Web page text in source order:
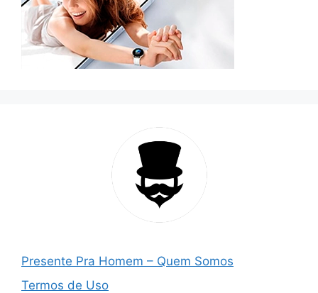
Presente Pra Homem – Quem Somos
Termos de Uso